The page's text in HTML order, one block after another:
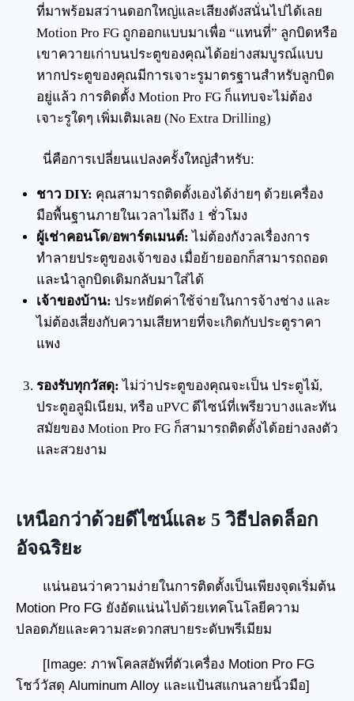
ที่มาพร้อมสว่านดอกใหญ่และเสียงดังสนั่นไปได้เลย
Motion Pro FG ถูกออกแบบมาเพื่อ “แทนที่” ลูกบิดหรือ
เขาควายเก่าบนประตูของคุณได้อย่างสมบูรณ์แบบ
หากประตูของคุณมีการเจาะรูมาตรฐานสำหรับลูกบิด
อยู่แล้ว การติดตั้ง Motion Pro FG ก็แทบจะไม่ต้อง
เจาะรูใดๆ เพิ่มเติมเลย (No Extra Drilling)
นี่คือการเปลี่ยนแปลงครั้งใหญ่สำหรับ:
ชาว DIY: คุณสามารถติดตั้งเองได้ง่ายๆ ด้วยเครื่อง
มือพื้นฐานภายในเวลาไม่ถึง 1 ชั่วโมง
ผู้เช่าคอนโด/อพาร์ตเมนต์: ไม่ต้องกังวลเรื่องการ
ทำลายประตูของเจ้าของ เมื่อย้ายออกก็สามารถถอด
และนำลูกบิดเดิมกลับมาใส่ได้
เจ้าของบ้าน: ประหยัดค่าใช้จ่ายในการจ้างช่าง และ
ไม่ต้องเสี่ยงกับความเสียหายที่จะเกิดกับประตูราคา
แพง
รองรับทุกวัสดุ: ไม่ว่าประตูของคุณจะเป็น ประตูไม้,
ประตูอลูมิเนียม, หรือ uPVC ดีไซน์ที่เพรียวบางและทัน
สมัยของ Motion Pro FG ก็สามารถติดตั้งได้อย่างลงตัว
และสวยงาม
เหนือกว่าด้วยดีไซน์และ 5 วิธีปลดล็อก
อัจฉริยะ
แน่นอนว่าความง่ายในการติดตั้งเป็นเพียงจุดเริ่มต้น
Motion Pro FG ยังอัดแน่นไปด้วยเทคโนโลยีความ
ปลอดภัยและความสะดวกสบายระดับพรีเมียม
[Image: ภาพโคลสอัพที่ตัวเครื่อง Motion Pro FG
โชว์วัสดุ Aluminum Alloy และแป้นสแกนลายนิ้วมือ]